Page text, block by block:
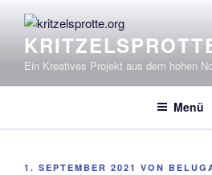
Inhalt
springen
Ein Kreatives Projekt aus dem hohen
Menü
VERÖFFENTLICHT
1. SEPTEMBER 2021 VON